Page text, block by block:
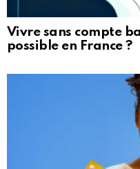
Vivre sans compte
possible en France ?